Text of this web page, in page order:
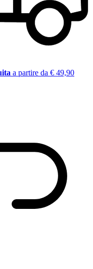
a partire da € 49,90